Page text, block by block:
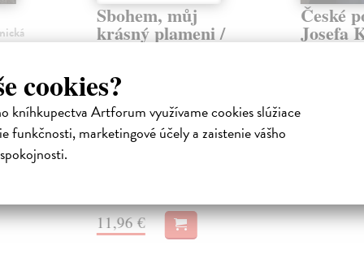
cookies?
kníhkupectva Artforum využívame cookies slúžiace
funkčnosti, marketingové účely a zaistenie vášho
v
MP3
Sbohem, můj
krásný plameni /
Zlomky o životě a
Mahler Zdeněk
audiokniha
Životopis Mozarta s názvem
Amadeus nyní v audioknižní
11,96 €
České
Josefa
zločinech
Legenda
Na